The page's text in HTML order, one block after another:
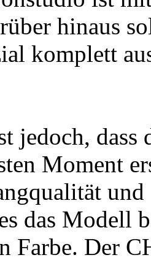
hinaus
komplett
jedoch,
Moment
das Modell
Farbe. Der